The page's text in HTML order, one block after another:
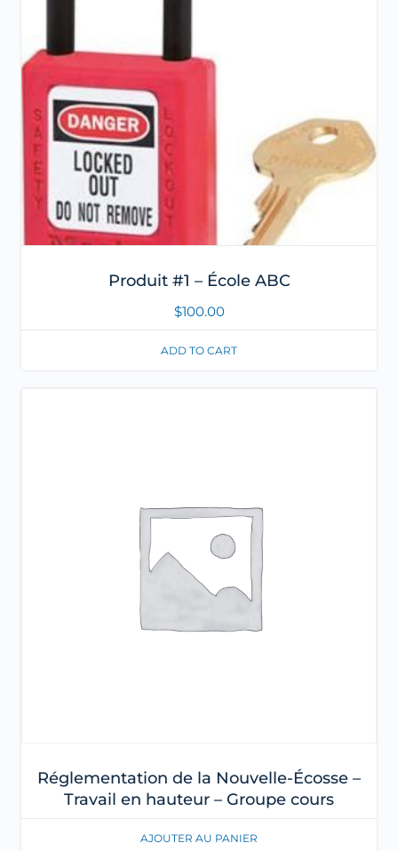
Produit #1 – École ABC
$100.00
ADD TO CART
Réglementation de la Nouvelle-Écosse –
Travail en hauteur – Groupe cours
AJOUTER AU PANIER